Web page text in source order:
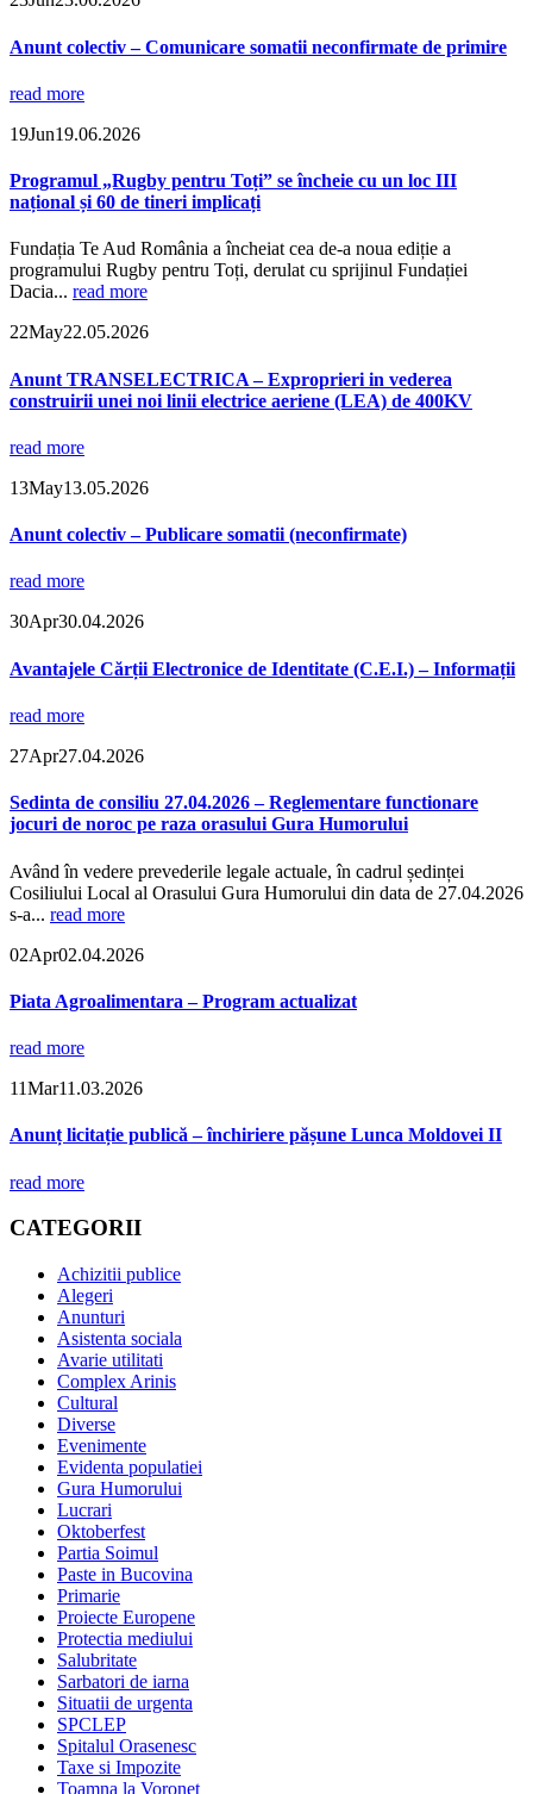
Anunt colectiv – Comunicare somatii neconfirmate de primire
read more
19Jun19.06.2026
Programul „Rugby pentru Toți” se încheie cu un loc III
național și 60 de tineri implicați
Fundația Te Aud România a încheiat cea de-a noua ediție a
programului Rugby pentru Toți, derulat cu sprijinul Fundației
Dacia... read more
22May22.05.2026
Anunt TRANSELECTRICA – Exproprieri in vederea
construirii unei noi linii electrice aeriene (LEA) de 400KV
read more
13May13.05.2026
Anunt colectiv – Publicare somatii (neconfirmate)
read more
30Apr30.04.2026
Avantajele Cărții Electronice de Identitate (C.E.I.) – Informații
read more
27Apr27.04.2026
Sedinta de consiliu 27.04.2026 – Reglementare functionare
jocuri de noroc pe raza orasului Gura Humorului
Având în vedere prevederile legale actuale, în cadrul ședinței
Cosiliului Local al Orasului Gura Humorului din data de 27.04.2026
s-a... read more
02Apr02.04.2026
Piata Agroalimentara – Program actualizat
read more
11Mar11.03.2026
Anunț licitație publică – închiriere pășune Lunca Moldovei II
read more
CATEGORII
Achizitii publice
Alegeri
Anunturi
Asistenta sociala
Avarie utilitati
Complex Arinis
Cultural
Diverse
Evenimente
Evidenta populatiei
Gura Humorului
Lucrari
Oktoberfest
Partia Soimul
Paste in Bucovina
Primarie
Proiecte Europene
Protectia mediului
Salubritate
Sarbatori de iarna
Situatii de urgenta
SPCLEP
Spitalul Orasenesc
Taxe si Impozite
Toamna la Voronet